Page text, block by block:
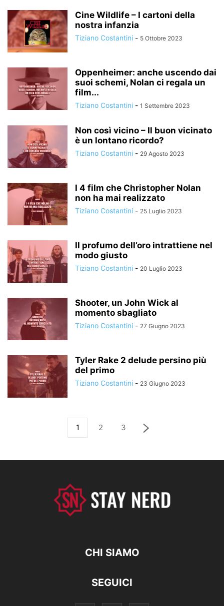
Cine Wildlife – I cartoni della
nostra infanzia
Tiziano Costantini - 5 Ottobre 2023
Oppenheimer: anche uscendo dai
suoi schemi, Nolan ci regala un
film...
Tiziano Costantini - 1 Settembre 2023
Non così vicino – Il buon vicinato
è un lontano ricordo?
Tiziano Costantini - 29 Agosto 2023
I 4 film che Christopher Nolan
non ha mai realizzato
Tiziano Costantini - 25 Luglio 2023
Il profumo dell’oro intrattiene nel
modo giusto
Tiziano Costantini - 20 Luglio 2023
Shooter, un John Wick al
momento sbagliato
Tiziano Costantini - 27 Giugno 2023
Tyler Rake 2 delude persino più
del primo
Tiziano Costantini - 23 Giugno 2023
1 2 3
CHI SIAMO
SEGUICI